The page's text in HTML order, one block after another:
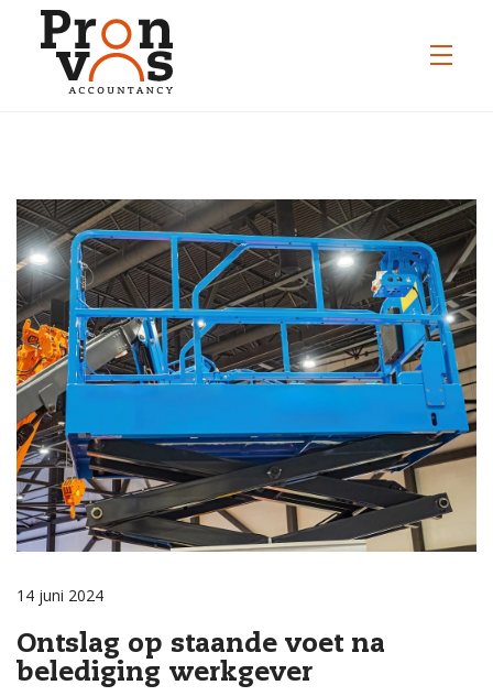
14 juni 2024
Ontslag op staande voet na
belediging werkgever